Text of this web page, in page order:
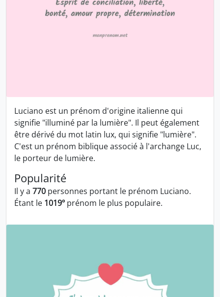
Luciano est un prénom d'origine italienne qui
signifie "illuminé par la lumière". Il peut également
être dérivé du mot latin lux, qui signifie "lumière".
C'est un prénom biblique associé à l'archange Luc,
le porteur de lumière.
Popularité
Il y a 770 personnes portant le prénom Luciano.
Étant le 1019º prénom le plus populaire.